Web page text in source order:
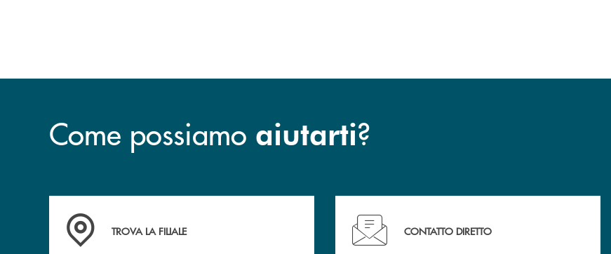
Come possiamo aiutarti?
Accedi all' elenco completo delle filiali .
TROVA LA FILIALE
Hai bisogno di assistenza immediata? Contattaci !
CONTATTO DIRETTO